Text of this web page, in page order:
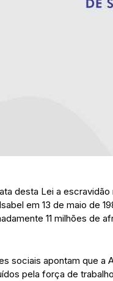
desta Lei a
em 13 de maio de
11 milhões de
sociais apontam que
pela força de